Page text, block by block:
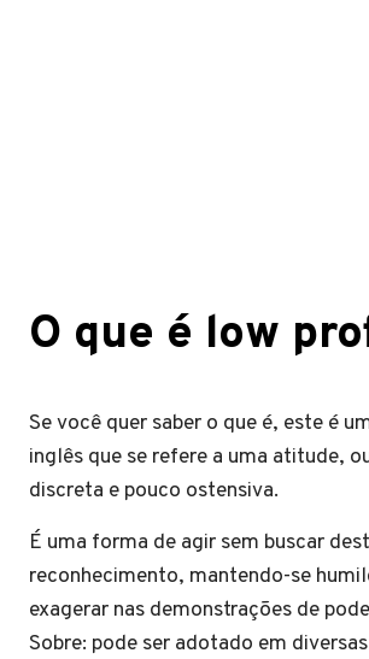
O que é low
Se você quer saber o que é, este é
inglês que se refere a uma atitude,
discreta e pouco ostensiva.
É uma forma de agir sem buscar
reconhecimento, mantendo-se
exagerar nas demonstrações de
Sobre: pode ser adotado em